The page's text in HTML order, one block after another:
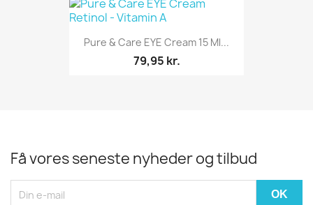
Pure & Care EYE Cream 15 Ml...
79,95 kr.
Få vores seneste nyheder og tilbud